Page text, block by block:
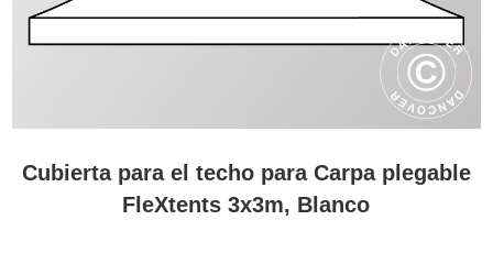
Cubierta para el techo para Carpa plegable
FleXtents 3x3m, Blanco